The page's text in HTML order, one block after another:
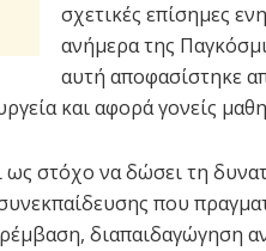
σχετικές επίσημες
ανήμερα της
αυτή αποφασίστηκε
και αφορά γονείς
ως στόχο να δώσει τη
που
διαπαιδαγώγηση